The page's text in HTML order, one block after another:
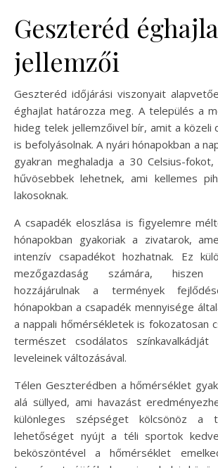
Geszteréd
jellemzői
Geszteréd időjárási viszonyait
éghajlat határozza meg. A település a
hideg telek jellemzőivel bír, amit a közeli
is befolyásolnak. A nyári hónapokban a
gyakran meghaladja a 30 Celsius-
hűvösebbek lehetnek, ami kellemes
lakosoknak.
A csapadék eloszlása is figyelemre
hónapokban gyakoriak a zivatarok,
intenzív csapadékot hozhatnak. Ez
mezőgazdaság számára,
hozzájárulnak a termények
hónapokban a csapadék mennyisége
a nappali hőmérsékletek is fokozatosan
természet csodálatos
leveleinek változásával.
Télen Geszterédben a hőmérséklet
alá süllyed, ami havazást
különleges szépséget kölcsönöz a
lehetőséget nyújt a téli sportok
beköszöntével a hőmérséklet